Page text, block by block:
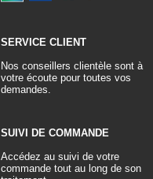
SERVICE CLIENT
Nos conseillers clientèle sont à
votre écoute pour toutes vos
demandes.
SUIVI DE COMMANDE
Accédez au suivi de votre
commande tout au long de son